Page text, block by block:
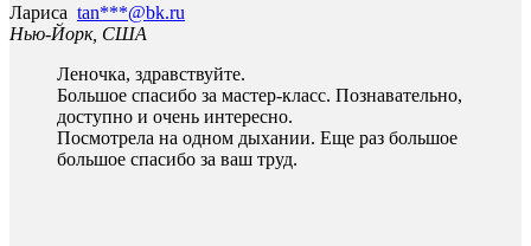
Лариса tan***@bk.ru
Нью-Йорк, США
Леночка, здравствуйте.
Большое спасибо за мастер-класс. Познавательно,
доступно и очень интересно.
Посмотрела на одном дыхании. Еще раз большое
большое спасибо за ваш труд.